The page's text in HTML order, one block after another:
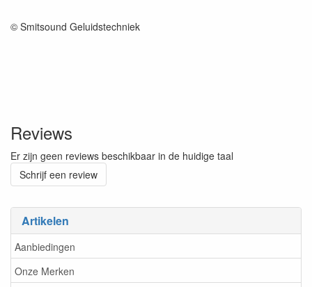
Artikelen
Aanbiedingen
Onze Merken
© Smitsound Geluidstechniek
Reviews
Er zijn geen reviews beschikbaar in de huidige taal
Schrijf een review